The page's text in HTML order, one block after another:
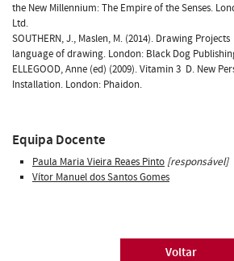
the New Millennium: The Empire of the Senses.
Ltd.
SOUTHERN, J., Maslen, M. (2014). Drawing
language of drawing. London: Black Dog
ELLEGOOD, Anne (ed) (2009). Vitamin 3  D. New
Installation. London: Phaidon.
Equipa Docente
Paula Maria Vieira Reaes Pinto [responsável]
Vítor Manuel dos Santos Gomes
Voltar